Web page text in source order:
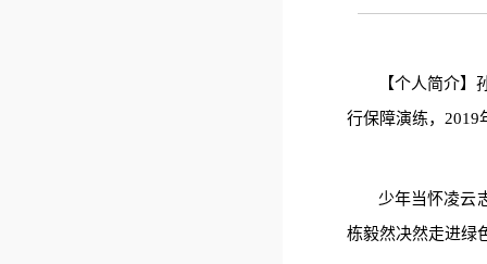
【个人简介
行保障演练，2019
少年当怀凌云
栋毅然决然走进绿